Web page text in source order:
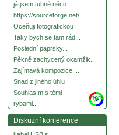
já jsem tuhně něco...
https://sourceforge.net/...
Oceňuji fotografickou
Taky bych se tam rád...
Poslední paprsky...
Pěkně zachycený okamžik.
Zajímavá kompozice,...
Snad z jiného úhlu
Souhlasím s těmi
rybami...
more
Diskuzní konference